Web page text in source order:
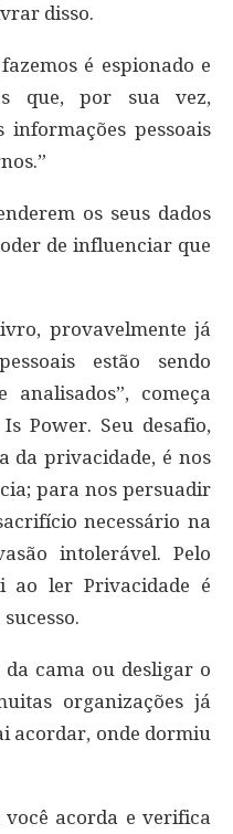
disso.
é espionado e
que, por sua vez,
informações pessoais
os seus dados
de influenciar que
provavelmente já
estão sendo
analisados”, começa
Power. Seu desafio,
da privacidade, é nos
para nos persuadir
necessário na
intolerável. Pelo
ao ler Privacidade é
da cama ou desligar o
organizações já
acordar, onde dormiu
você acorda e verifica